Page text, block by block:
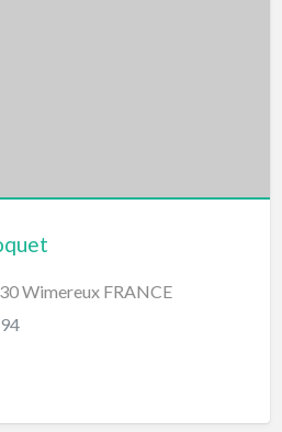
Wimereux FRANCE